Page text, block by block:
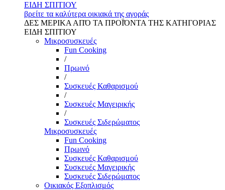
ΕΙΔΗ ΣΠΙΤΙΟΥ
βρείτε τα καλύτερα οικιακά της αγοράς
ΔΕΣ ΜΕΡΙΚΑ ΑΠΌ ΤΑ ΠΡΟΪΌΝΤΑ ΤΗΣ ΚΑΤΗΓΟΡΙΑΣ
ΕΙΔΗ ΣΠΙΤΙΟΥ
Μικροσυσκευές
Fun Cooking
/
Πρωινό
/
Συσκευές Καθαρισμού
/
Συσκευές Μαγειρικής
/
Συσκευές Σιδερώματος
Μικροσυσκευές
Fun Cooking
Πρωινό
Συσκευές Καθαρισμού
Συσκευές Μαγειρικής
Συσκευές Σιδερώματος
Οικιακός Εξοπλισμός